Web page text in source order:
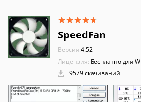
SpeedFan
Версия:4.52
Лицензия: Бесплатно для
9579 скачиваний